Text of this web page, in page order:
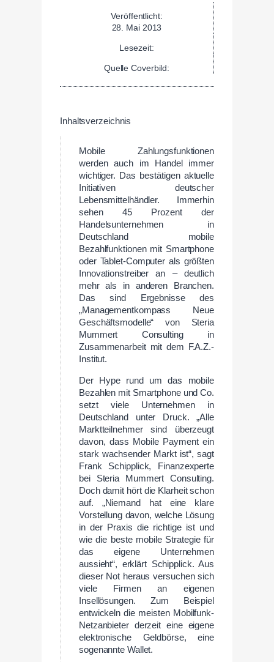
Veröffentlicht:
28. Mai 2013
Lesezeit:
Quelle Coverbild:
Inhaltsverzeichnis
Mobile Zahlungsfunktionen
werden auch im Handel immer
wichtiger. Das bestätigen aktuelle
Initiativen deutscher
Lebensmittelhändler. Immerhin
sehen 45 Prozent der
Handelsunternehmen in
Deutschland mobile
Bezahlfunktionen mit Smartphone
oder Tablet-Computer als größten
Innovationstreiber an – deutlich
mehr als in anderen Branchen.
Das sind Ergebnisse des
„Managementkompass Neue
Geschäftsmodelle“ von Steria
Mummert Consulting in
Zusammenarbeit mit dem F.A.Z.-
Institut.
Der Hype rund um das mobile
Bezahlen mit Smartphone und Co.
setzt viele Unternehmen in
Deutschland unter Druck. „Alle
Marktteilnehmer sind überzeugt
davon, dass Mobile Payment ein
stark wachsender Markt ist“, sagt
Frank Schipplick, Finanzexperte
bei Steria Mummert Consulting.
Doch damit hört die Klarheit schon
auf. „Niemand hat eine klare
Vorstellung davon, welche Lösung
in der Praxis die richtige ist und
wie die beste mobile Strategie für
das eigene Unternehmen
aussieht“, erklärt Schipplick. Aus
dieser Not heraus versuchen sich
viele Firmen an eigenen
Insellösungen. Zum Beispiel
entwickeln die meisten Mobilfunk-
Netzanbieter derzeit eine eigene
elektronische Geldbörse, eine
sogenannte Wallet.